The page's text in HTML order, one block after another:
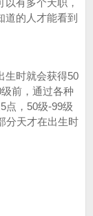
以有多个天职，
道的人才能看到
时就会获得50
前，通过各种
点，50级-99级
分天才在出生时